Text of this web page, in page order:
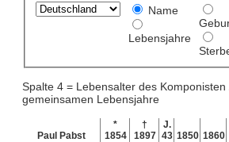
Name
Lebensjahre
Spalte 4 = Lebensalter des Komponisten
gemeinsamen Lebensjahre
Paul Pabst
*
1854
†
1897
J.
43 1850 1860